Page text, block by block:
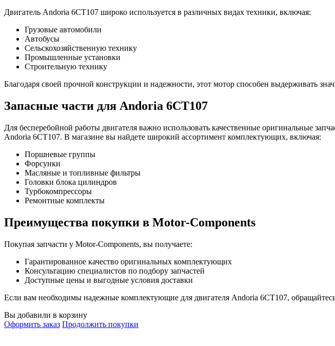
Двигатель Andoria 6CT107 широко используется в различных видах техники, включая:
Грузовые автомобили
Автобусы
Сельскохозяйственную технику
Промышленные установки
Строительную технику
Благодаря своей прочной конструкции и надежности, этот мотор способен выдерживать
Запасные части для Andoria 6CT107
Для бесперебойной работы двигателя важно использовать качественные оригинальные
Andoria 6CT107. В магазине вы найдете широкий ассортимент комплектующих, включая:
Поршневые группы
Форсунки
Масляные и топливные фильтры
Головки блока цилиндров
Турбокомпрессоры
Ремонтные комплекты
Преимущества покупки в Motor-Components
Покупая запчасти у Motor-Components, вы получаете:
Гарантированное качество оригинальных комплектующих
Консультацию специалистов по подбору запчастей
Доступные цены и выгодные условия доставки
Если вам необходимы надежные комплектующие для двигателя Andoria 6CT107,
Вы добавили в корзину
Оформить заказ Продолжить покупки